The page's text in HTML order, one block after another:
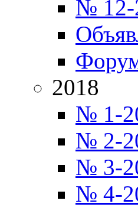
№ 12-
2018
№ 1-
№ 2-
№ 3-
№ 4-